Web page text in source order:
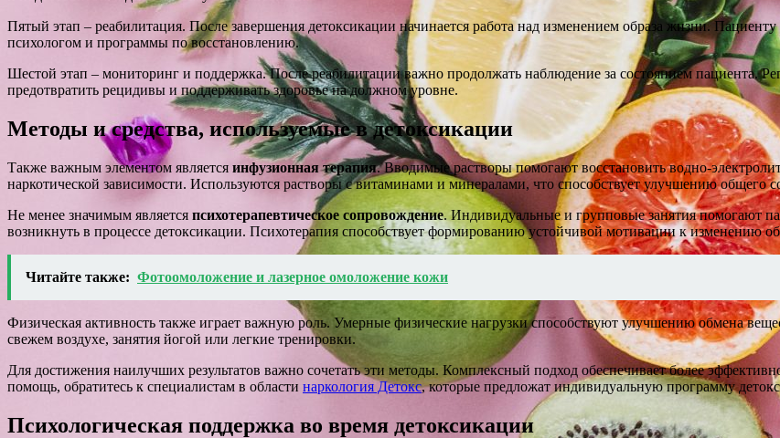
Пятый этап – реабилитация. После завершения детоксикации начинается работа над изменением образа жизни.
психологом и программы по восстановлению.
Шестой этап – мониторинг и поддержка. После реабилитации важно продолжать наблюдение за состоянием пациента.
предотвратить рецидивы и поддерживать здоровье на должном уровне.
Методы и средства, используемые в детоксикации
Также важным элементом является инфузионная терапия. Вводимые растворы помогают восстановить водно-
наркотической зависимости. Используются растворы с витаминами и минералами, что способствует улучшению общего
Не менее значимым является психотерапевтическое сопровождение. Индивидуальные и групповые занятия помогают
возникнуть в процессе детоксикации. Психотерапия способствует формированию устойчивой мотивации к изменению
Читайте также: Фотоомоложение и лазерное омоложение кожи
Физическая активность также играет важную роль. Умерные физические нагрузки способствуют улучшению обмена
свежем воздухе, занятия йогой или легкие тренировки.
Для достижения наилучших результатов важно сочетать эти методы. Комплексный подход обеспечивает более
помощь, обратитесь к специалистам в области наркология Детокс, которые предложат индивидуальную программу
Психологическая поддержка во время детоксикации